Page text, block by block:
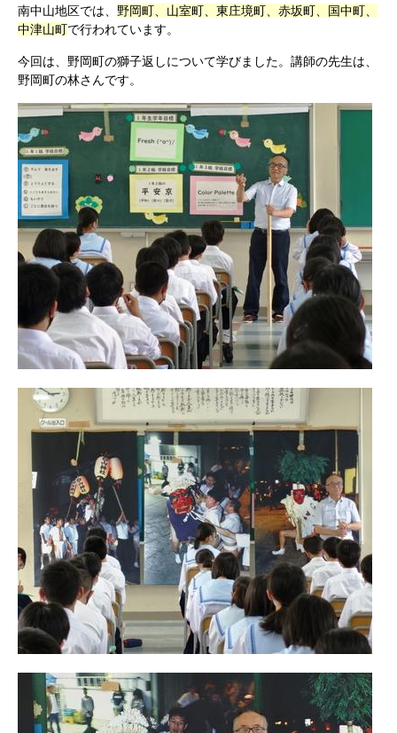
南中山地区では、 野岡町、山室町、東庄境町、赤坂町、国中町、
中津山町で行われています。
今回は、野岡町の獅子返しについて学びました。講師の先生は、
野岡町の林さんです。